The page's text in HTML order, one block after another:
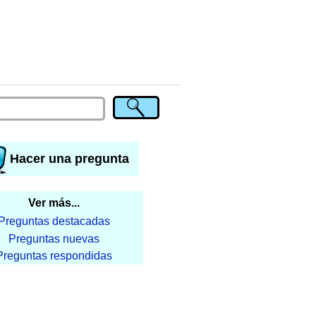
Hacer una pregunta
Ver más...
destacadas
Preguntas nuevas
respondidas